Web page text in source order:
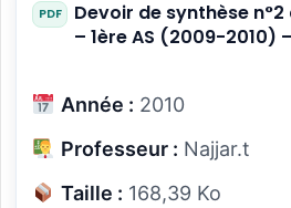
Devoir de synthèse
– 1ère AS (2009-2010)
Année : 2010
Professeur : Najjar.t
Taille : 168,39 Ko